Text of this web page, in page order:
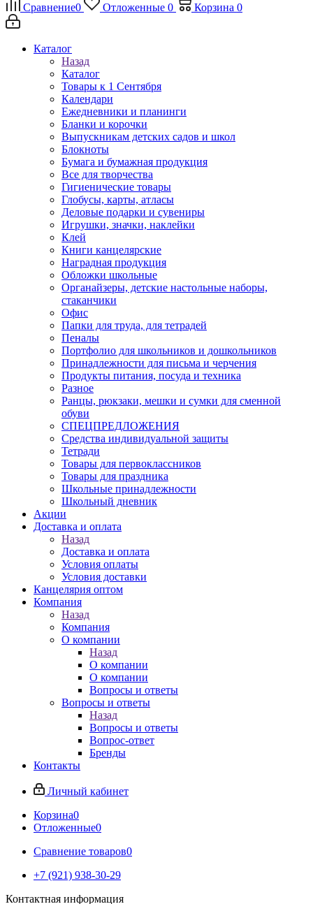
Сравнение0 Отложенные 0 Корзина 0
Каталог
Назад
Каталог
Товары к 1 Сентября
Календари
Ежедневники и планинги
Бланки и корочки
Выпускникам детских садов и школ
Блокноты
Бумага и бумажная продукция
Все для творчества
Гигиенические товары
Глобусы, карты, атласы
Деловые подарки и сувениры
Игрушки, значки, наклейки
Клей
Книги канцелярские
Наградная продукция
Обложки школьные
Органайзеры, детские настольные наборы,
стаканчики
Офис
Папки для труда, для тетрадей
Пеналы
Портфолио для школьников и дошкольников
Принадлежности для письма и черчения
Продукты питания, посуда и техника
Разное
Ранцы, рюкзаки, мешки и сумки для сменной
обуви
СПЕЦПРЕДЛОЖЕНИЯ
Средства индивидуальной защиты
Тетради
Товары для первоклассников
Товары для праздника
Школьные принадлежности
Школьный дневник
Акции
Доставка и оплата
Назад
Доставка и оплата
Условия оплаты
Условия доставки
Канцелярия оптом
Компания
Назад
Компания
О компании
Назад
О компании
О компании
Вопросы и ответы
Вопросы и ответы
Назад
Вопросы и ответы
Вопрос-ответ
Бренды
Контакты
Личный кабинет
Корзина0
Отложенные0
Сравнение товаров0
+7 (921) 938-30-29
Контактная информация